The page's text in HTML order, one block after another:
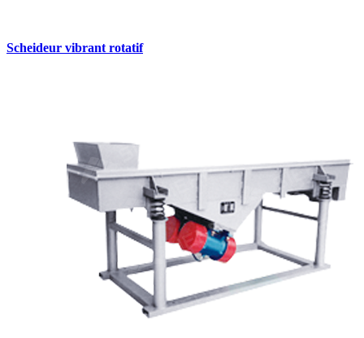
Scheideur vibrant rotatif